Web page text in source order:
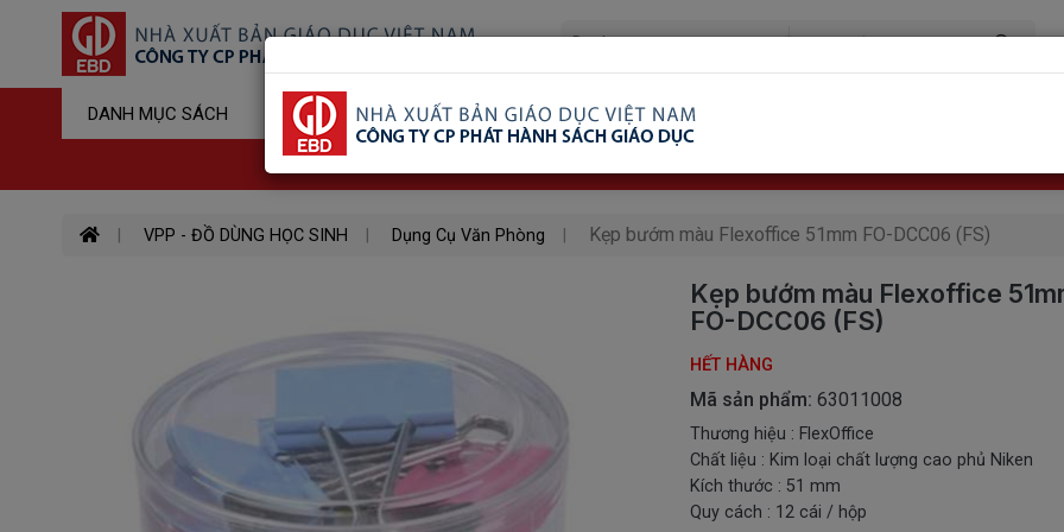
DANH MỤC SÁCH Sản Phẩm Đã Xem Ship COD Trên Toàn Quốc
VPP - ĐỒ DÙNG HỌC SINH Dụng Cụ Văn Phòng Kẹp bướm màu Flexoffice 51mm FO-DCC06 (FS)
Kẹp bướm màu Flexoffice
FO-DCC06 (FS)
HẾT HÀNG
Mã sản phẩm: 63011008
Thương hiệu : FlexOffice
Chất liệu : Kim loại chất lượng cao phủ Niken
Kích thước : 51 mm
Quy cách : 12 cái / hộp